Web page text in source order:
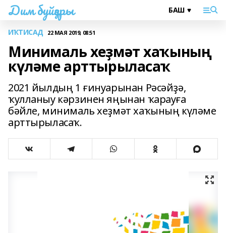
Дим буйҙары
ИҠТИСАД 22 МАЯ 2019, 08:51
Минималь хеҙмәт хаҡының
күләме арттырыласаҡ
2021 йылдың 1 ғинуарынан Рәсәйҙә,
ҡулланыу кәрзинен яңынан ҡарауға
бәйле, минималь хеҙмәт хаҡының күләме
арттырыласаҡ.